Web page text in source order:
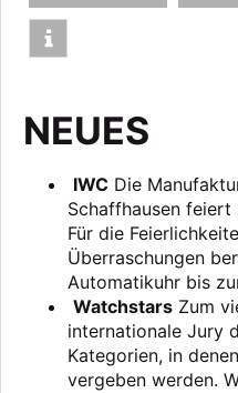
NEUES
IWC Die
Schaffhausen feiert
Für die
Überraschungen
Automatikuhr bis
Watchstars Zum
internationale Jury
Kategorien, in
vergeben werden.